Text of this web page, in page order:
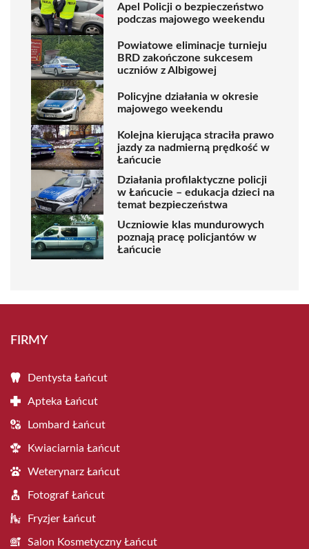
Apel Policji o bezpieczeństwo
podczas majowego weekendu
Powiatowe eliminacje turnieju
BRD zakończone sukcesem
uczniów z Albigowej
Policyjne działania w okresie
majowego weekendu
Kolejna kierująca straciła prawo
jazdy za nadmierną prędkość w
Łańcucie
Działania profilaktyczne policji
w Łańcucie – edukacja dzieci na
temat bezpieczeństwa
Uczniowie klas mundurowych
poznają pracę policjantów w
Łańcucie
FIRMY
Dentysta Łańcut
Apteka Łańcut
Lombard Łańcut
Kwiaciarnia Łańcut
Weterynarz Łańcut
Fotograf Łańcut
Fryzjer Łańcut
Salon Kosmetyczny Łańcut